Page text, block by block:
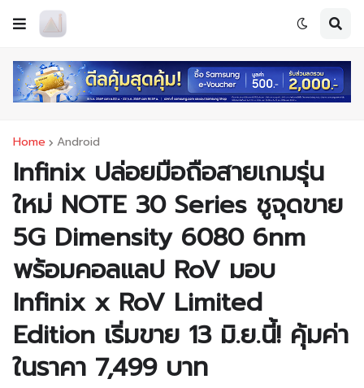
Home Android
Infinix ปล่อยมือถือสายเกมรุ่น
ใหม่ NOTE 30 Series ชูจุดขาย
5G Dimensity 6080 6nm
พร้อมคอลแลป RoV มอบ
Infinix x RoV Limited
Edition เริ่มขาย 13 มิ.ย.นี้! คุ้มค่า
ในราคา 7,499 บาท